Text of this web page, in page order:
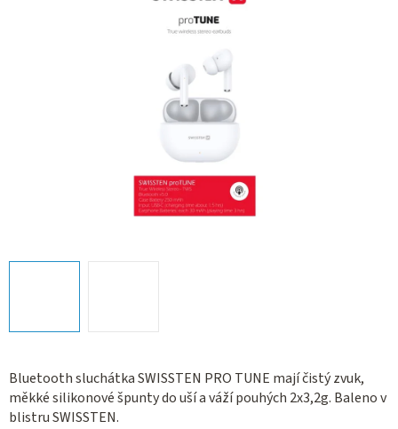
Bluetoothsluchátka SWISSTEN PRO TUNE mají čistý zvuk,
měkké silikonové špunty do uší a váží pouhých 2x3,2g. Baleno v
blistru SWISSTEN.